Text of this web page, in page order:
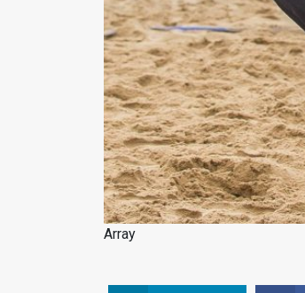
Array